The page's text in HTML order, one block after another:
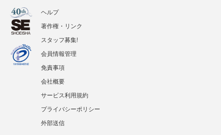
ヘルプ
著作権・リンク
スタッフ募集!
会員情報管理
免責事項
会社概要
サービス利用規約
プライバシーポリシー
外部送信